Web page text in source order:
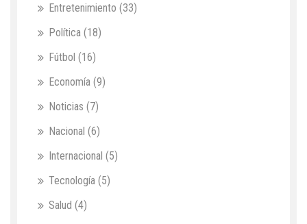
Entretenimiento (33)
Política (18)
Fútbol (16)
Economía (9)
Noticias (7)
Nacional (6)
Internacional (5)
Tecnología (5)
Salud (4)